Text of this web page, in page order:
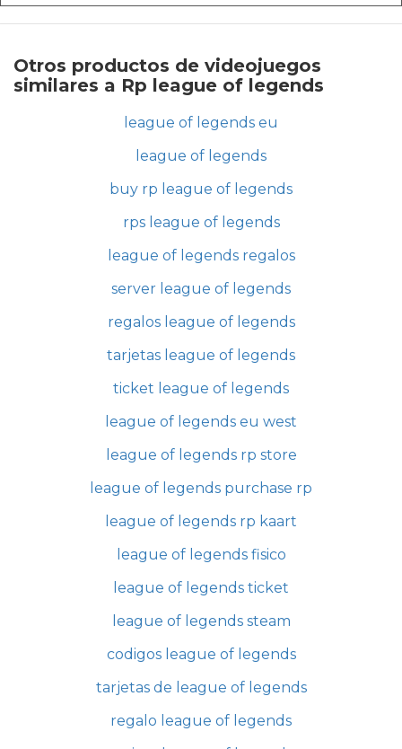
Otros productos de videojuegos
similares a Rp league of legends
league of legends eu
league of legends
buy rp league of legends
rps league of legends
league of legends regalos
server league of legends
regalos league of legends
tarjetas league of legends
ticket league of legends
league of legends eu west
league of legends rp store
league of legends purchase rp
league of legends rp kaart
league of legends fisico
league of legends ticket
league of legends steam
codigos league of legends
tarjetas de league of legends
regalo league of legends